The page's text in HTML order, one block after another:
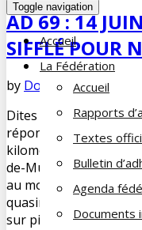
Toggle navigation
Accueil
La Fédération
Accueil
Rapports
Textes
Bulletin
Agenda
Documents
AD 69 : 14
SIFFLÉ POUR
by Dominique DUPUY-
Dites 33 ! 33
répondu présents à
kilomètres de voie
de-Muzols (Tournon)
au moins dès le
quasiment estival.
sur pied […]